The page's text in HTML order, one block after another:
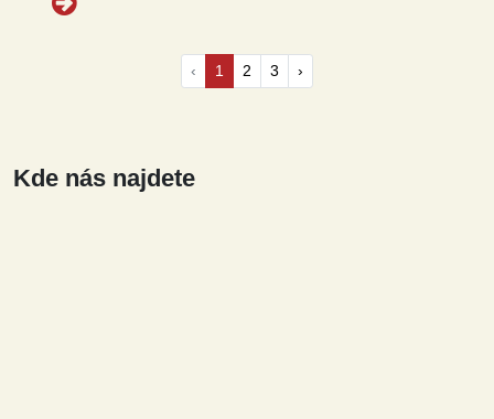
‹ 1 2 3 ›
Kde nás najdete